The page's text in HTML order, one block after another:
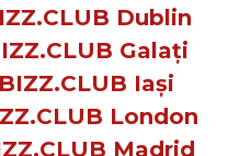
Dublin
Galați
BIZZ.CLUB Iași
London
Madrid